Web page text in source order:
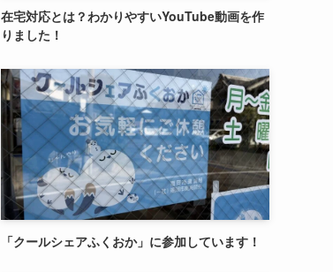
在宅対応とは？わかりやすいYouTube動画を作
りました！
「クールシェアふくおか」に参加しています！